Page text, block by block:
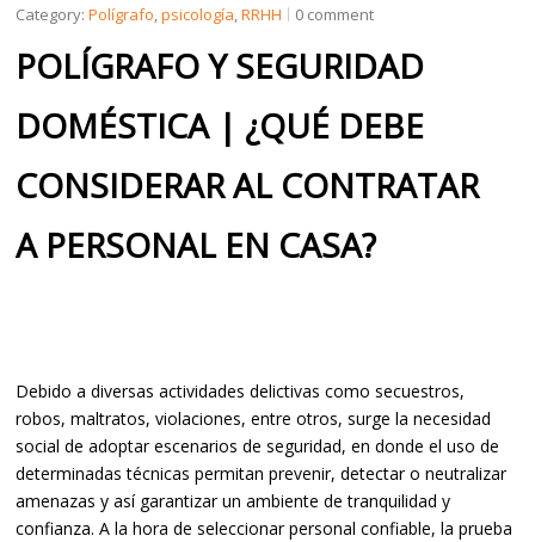
Category:Polígrafo ,psicología ,RRHH 0 comment
POLÍGRAFO Y SEGURIDAD
DOMÉSTICA | ¿QUÉ DEBE
CONSIDERAR AL CONTRATAR
A PERSONAL EN CASA?
Debido a diversas actividades delictivas como secuestros,
robos, maltratos, violaciones, entre otros, surge la necesidad
social de adoptar escenarios de seguridad, en donde el uso de
determinadas técnicas permitan prevenir, detectar o neutralizar
amenazas y así garantizar un ambiente de tranquilidad y
confianza. A la hora de seleccionar personal confiable, la prueba